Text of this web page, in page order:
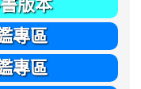
書版本
專區
專區